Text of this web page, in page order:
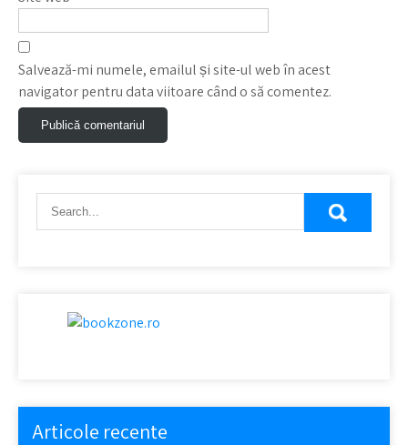
Salvează-mi numele, emailul și site-ul web în acest
navigator pentru data viitoare când o să comentez.
Articole recente